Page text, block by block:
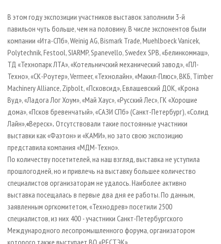
ЦБП
ИНСТРУМЕНТ И МАТЕРИАЛЫ
ГАЗЕТА ЛЕСПРОМФОРУМ
БИБЛИОТЕКА СПЕЦИАЛИСТА
В этом году экспозиции участников выставок заполнили 3-й
павильон чуть больше, чем на половину. В числе экспонентов были
компании «Ита-СПб», Weinig AG, Bismark Trade, Muehlboeck Vanicek,
Polytechnik, Festool, SIARMP, Spanevello, Swedex SPB, «Белинкоммаш»,
ТД «Технопарк ЛТА», «Котельничский механический завод», «ПЛ-
Техно», «СК-Роутер», Vermeer, «Технолайн», «Макил-Плюс», ВКБ, Timber
Machinery Alliance, Zipbolt, «Псковсид», Евлашевский ДОК, «Крона
Вуд», «Ладога Лог Хоум», «Май Хаус», «Русский Лес», ГК «Хорошие
дома», «Псков бревенчатый», «САЗИ СПб» (Санкт-Петербург), «Солид
Лайн»,«Вереск». Отсутствовали такие постоянные участники
выставки как «Фаэтон» и «КАМИ», но зато свою экспозицию
представила компания «МДМ-Техно».
По количеству посетителей, на наш взгляд, выставка не уступила
прошлогодней, но и привлечь на выставку большее количество
специалистов организаторам не удалось. Наиболее активно
выставка посещалась в первые два дня ее работы. По данным,
заявленным оргкомитетом, «Технодрев» посетили 2500
специалистов, из них 400 - участники Санкт-Петербургского
Международного лесопромышленного форума, организатором
которого также выступает ВО «РЕСТЭК».